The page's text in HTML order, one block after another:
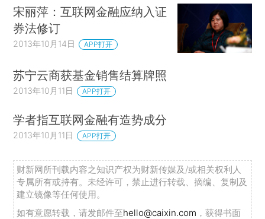
宋丽萍：互联网金融应纳入证
券法修订
2013年10月14日 APP打开
苏宁云商获基金销售结算牌照
2013年10月11日 APP打开
学者指互联网金融有造势成分
2013年10月11日 APP打开
财新网所刊载内容之知识产权为财新传媒及/或相关权利人
专属所有或持有。未经许可，禁止进行转载、摘编、复制及
建立镜像等任何使用。
如有意愿转载，请发邮件至hello@caixin.com ，获得书面